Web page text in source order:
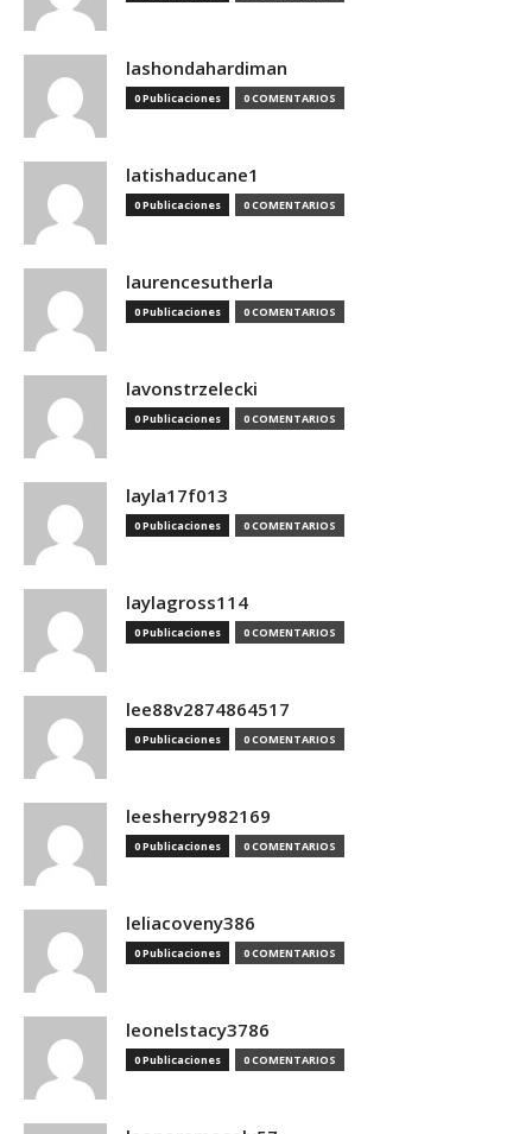
lashondahardiman
0 Publicaciones 0 COMENTARIOS
latishaducane1
0 Publicaciones 0 COMENTARIOS
laurencesutherla
0 Publicaciones 0 COMENTARIOS
lavonstrzelecki
0 Publicaciones 0 COMENTARIOS
layla17f013
0 Publicaciones 0 COMENTARIOS
laylagross114
0 Publicaciones 0 COMENTARIOS
lee88v2874864517
0 Publicaciones 0 COMENTARIOS
leesherry982169
0 Publicaciones 0 COMENTARIOS
leliacoveny386
0 Publicaciones 0 COMENTARIOS
leonelstacy3786
0 Publicaciones 0 COMENTARIOS